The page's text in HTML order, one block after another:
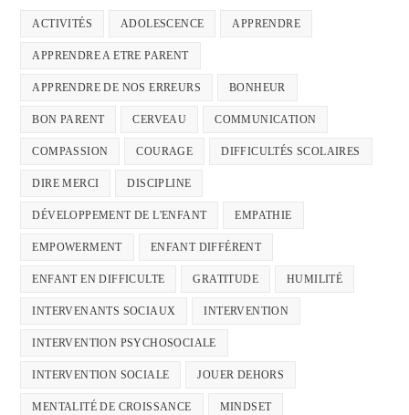
ACTIVITÉS ADOLESCENCE APPRENDRE
APPRENDRE A ETRE PARENT
APPRENDRE DE NOS ERREURS BONHEUR
BON PARENT CERVEAU COMMUNICATION
COMPASSION COURAGE DIFFICULTÉS SCOLAIRES
DIRE MERCI DISCIPLINE
DÉVELOPPEMENT DE L'ENFANT EMPATHIE
EMPOWERMENT ENFANT DIFFÉRENT
ENFANT EN DIFFICULTE GRATITUDE HUMILITÉ
INTERVENANTS SOCIAUX INTERVENTION
INTERVENTION PSYCHOSOCIALE
INTERVENTION SOCIALE JOUER DEHORS
MENTALITÉ DE CROISSANCE MINDSET